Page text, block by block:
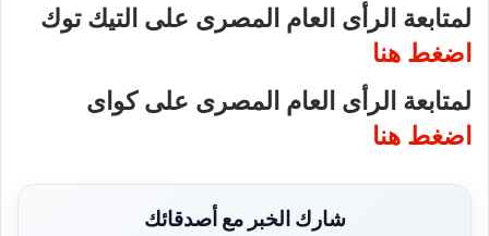
لمتابعة الرأى العام المصرى على التيك توك
اضغط هنا
لمتابعة الرأى العام المصرى على كواى
اضغط هنا
شارك الخبر مع أصدقائك